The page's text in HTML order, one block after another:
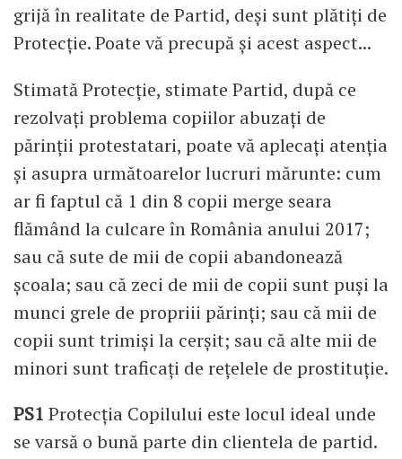
grijă în realitate de Partid, deși sunt plătiți de
Protecție. Poate vă precupă și acest aspect...
Stimată Protecție, stimate Partid, după ce
rezolvați problema copiilor abuzați de
părinții protestatari, poate vă aplecați atenția
și asupra următoarelor lucruri mărunte: cum
ar fi faptul că 1 din 8 copii merge seara
flămând la culcare în România anului 2017;
sau că sute de mii de copii abandonează
școala; sau că zeci de mii de copii sunt puși la
munci grele de propriii părinți; sau că mii de
copii sunt trimiși la cerșit; sau că alte mii de
minori sunt traficați de rețelele de prostituție.
PS1 Protecția Copilului este locul ideal unde
se varsă o bună parte din clientela de partid.